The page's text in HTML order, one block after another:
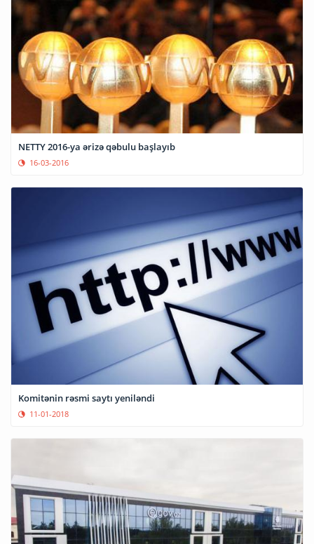
NETTY 2016-ya ərizə qəbulu başlayıb
16-03-2016
Komitənin rəsmi saytı yeniləndi
11-01-2018